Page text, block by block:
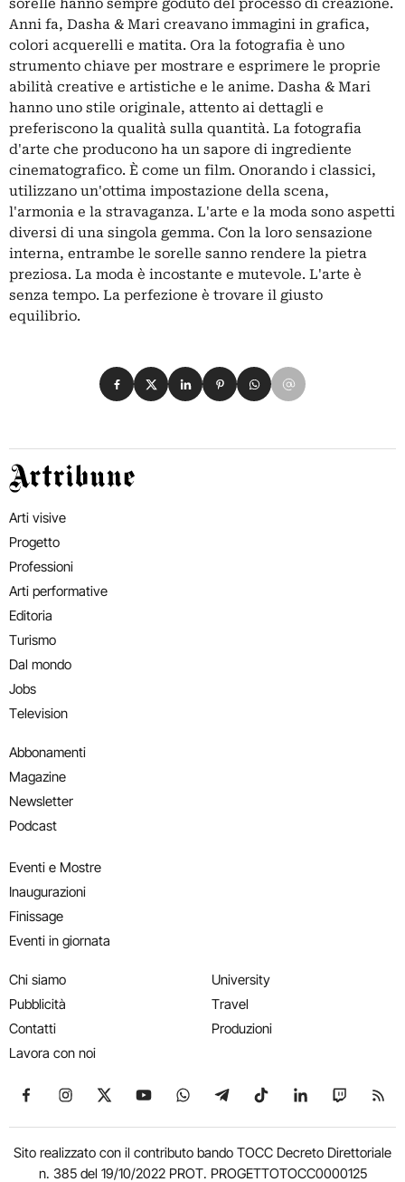
sorelle hanno sempre goduto del processo di creazione.
Anni fa, Dasha & Mari creavano immagini in grafica,
colori acquerelli e matita. Ora la fotografia è uno
strumento chiave per mostrare e esprimere le proprie
abilità creative e artistiche e le anime. Dasha & Mari
hanno uno stile originale, attento ai dettagli e
preferiscono la qualità sulla quantità. La fotografia
d'arte che producono ha un sapore di ingrediente
cinematografico. È come un film. Onorando i classici,
utilizzano un'ottima impostazione della scena,
l'armonia e la stravaganza. L'arte e la moda sono aspetti
diversi di una singola gemma. Con la loro sensazione
interna, entrambe le sorelle sanno rendere la pietra
preziosa. La moda è incostante e mutevole. L'arte è
senza tempo. La perfezione è trovare il giusto
equilibrio.
Condividi su Facebook
Condividi su X
Condividi su LinkedIn
Condividi su Pinterest
Condividi su WhatsApp
Condividi su Email
Artribune
Arti visive
Progetto
Professioni
Arti performative
Editoria
Turismo
Dal mondo
Jobs
Television
Abbonamenti
Magazine
Newsletter
Podcast
Eventi e Mostre
Inaugurazioni
Finissage
Eventi in giornata
Chi siamo
Pubblicità
Contatti
Lavora con noi
University
Travel
Produzioni
Seguici su Facebook
Seguici su Instagram
Seguici su X
Seguici su YouTube
Seguici su WhatsApp
Seguici su Telegram
Seguici su TikTok
Seguici su
Seguici
Sito realizzato con il contributo bando TOCC Decreto Direttoriale
n. 385 del 19/10/2022 PROT. PROGETTOTOCC0000125